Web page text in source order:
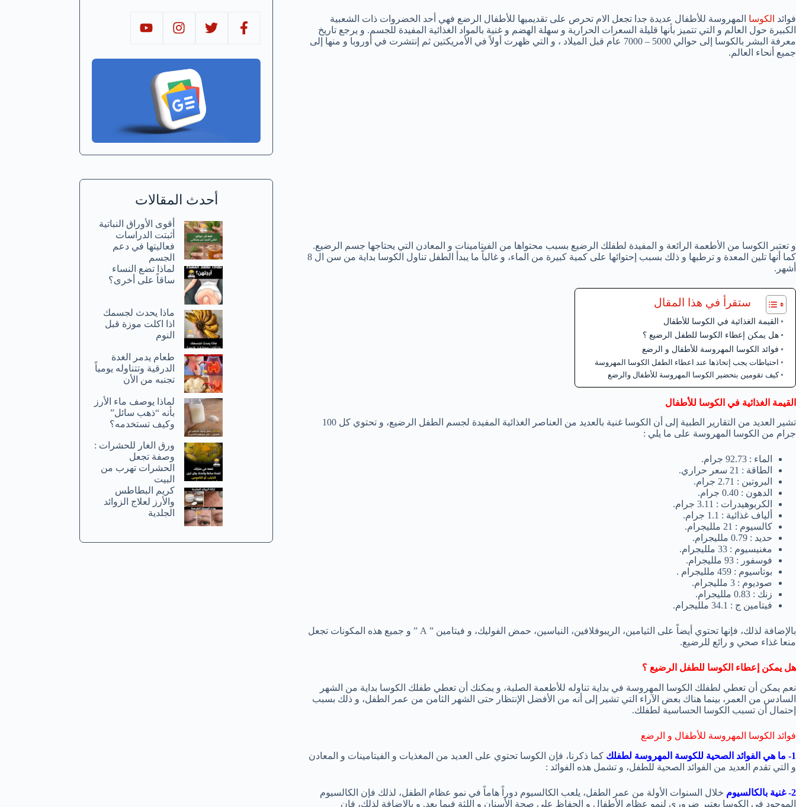
فوائد الكوسا المهروسة للأطفال عديدة جدا تجعل الام تحرص على تقديميها للأطفال الرضع فهي أحد الخضروات ذات الشعبية
الكبيرة حول العالم و التي تتميز بأنها قليلة السعرات الحرارية و سهلة الهضم و غنية بالمواد الغذائية المفيدة للجسم. و يرجع تاريخ
معرفة البشر بالكوسا إلى حوالي 5000 – 7000 عام قبل الميلاد ، و التي ظهرت أولاً في الأمريكتين ثم إنتشرت في أوروبا و منها إلى
جميع أنحاء العالم.
و تعتبر الكوسا من الأطعمة الرائعة و المفيدة لطفلك الرضيع بسبب محتواها من الفيتامينات و المعادن التي يحتاجها جسم الرضيع.
كما أنها تلين المعدة و ترطبها و ذلك بسبب إحتوائها على كمية كبيرة من الماء، و غالباً ما يبدأ الطفل تناول الكوسا بداية من سن ال 8
أشهر.
ستقرأ في هذا المقال
القيمة الغذائية في الكوسا للأطفال
هل يمكن إعطاء الكوسا للطفل الرضيع ؟
فوائد الكوسا المهروسة للأطفال و الرضع
احتياطات يجب إتخاذها عند اعطاء الطفل الكوسا المهروسة
كيف تقومين بتحضير الكوسا المهروسة للأطفال والرضع
القيمة الغذائية في الكوسا للأطفال
تشير العديد من التقارير الطبية إلى أن الكوسا غنية بالعديد من العناصر الغذائية المفيدة لجسم الطفل الرضيع، و تحتوي كل 100
جرام من الكوسا المهروسة على ما يلي :
الماء : 92.73 جرام.
الطاقة : 21 سعر حراري.
البروتين : 2.71 جرام.
الدهون : 0.40 جرام.
الكربوهيدرات : 3.11 جرام.
ألياف غذائية : 1.1 جرام.
كالسيوم : 21 ملليجرام.
حديد : 0.79 ملليجرام.
مغنيسيوم : 33 ملليجرام.
فوسفور : 93 ملليجرام.
بوتاسيوم : 459 ملليجرام .
صوديوم : 3 ملليجرام.
زنك : 0.83 ملليجرام.
فيتامين ج : 34.1 ملليجرام.
بالإضافة لذلك، فإنها تحتوي أيضاً على الثيامين، الريبوفلافين، النياسين، حمض الفوليك، و فيتامين ” A ” و جميع هذه المكونات تجعل
منعا غذاء صحي و رائع للرضيع.
هل يمكن إعطاء الكوسا للطفل الرضيع ؟
نعم يمكن أن تعطي لطفلك الكوسا المهروسة في بداية تناوله للأطعمة الصلبة، و يمكنك أن تعطي طفلك الكوسا بداية من الشهر
السادس من العمر، بينما هناك بعض الآراء التي تشير إلى أنه من الأفضل الإنتظار حتى الشهر الثامن من عمر الطفل، و ذلك بسبب
إحتمال أن تسبب الكوسا الحساسية لطفلك.
فوائد الكوسا المهروسة للأطفال و الرضع
1- ما هي الفوائد الصحية للكوسة المهروسة لطفلك
كما ذكرنا، فإن الكوسا تحتوي على العديد من المغذيات و الفيتامينات و المعادن
و التي تقدم العديد من الفوائد الصحية للطفل، و تشمل هذه الفوائد :
2- غنية بالكالسيوم
خلال السنوات الأولة من عمر الطفل، يلعب الكالسيوم دوراً هاماً في نمو عظام الطفل، لذلك فإن الكالسيوم
الموجود في الكوسا يعتبر ضروري لنمو عظام الأطفال و الحفاظ على صحة الأسنان و اللثة فيما بعد. و بالإضافة لذلك، فإن
أحدث المقالات
أقوى الأوراق النباتية
أثبتت الدراسات
فعاليتها في دعم
الجسم
لماذا تضع النساء
ساقاً على أخرى؟
ماذا يحدث لجسمك
اذا اكلت موزة قبل
النوم
طعام يدمر الغدة
الدرقية وتتناوله يومياً
تجنبه من الأن
لماذا يوصف ماء الأرز
بأنه “ذهب سائل”
وكيف تستخدمه؟
ورق الغار للحشرات :
وصفة تجعل
الحشرات تهرب من
البيت
كريم البطاطس
والأرز لعلاج الزوائد
الجلدية